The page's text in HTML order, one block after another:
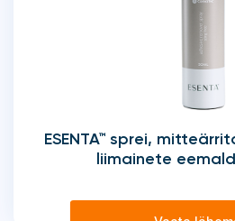
ESENTA™ sprei,
liimainete